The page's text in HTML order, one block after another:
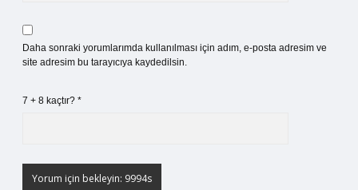
Daha sonraki yorumlarımda kullanılması için adım, e-posta adresim ve
site adresim bu tarayıcıya kaydedilsin.
7 + 8 kaçtır? *